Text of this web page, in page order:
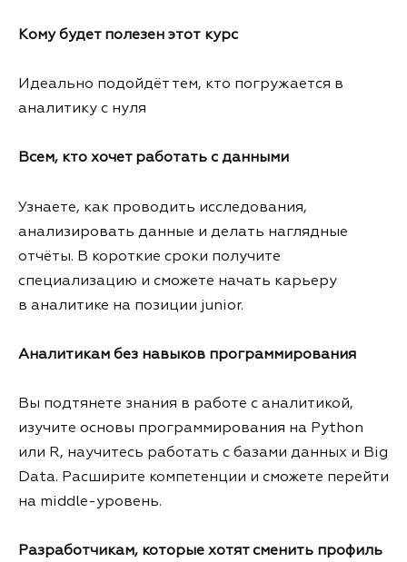
Кому будет полезен этот курс
Идеально подойдёт тем, кто погружается в
аналитику с нуля
Всем, кто хочет работать с данными
Узнаете, как проводить исследования,
анализировать данные и делать наглядные
отчёты. В короткие сроки получите
специализацию и сможете начать карьеру
в аналитике на позиции junior.
Аналитикам без навыков программирования
Вы подтянете знания в работе с аналитикой,
изучите основы программирования на Python
или R, научитесь работать с базами данных и Big
Data. Расширите компетенции и сможете перейти
на middle-уровень.
Разработчикам, которые хотят сменить профиль